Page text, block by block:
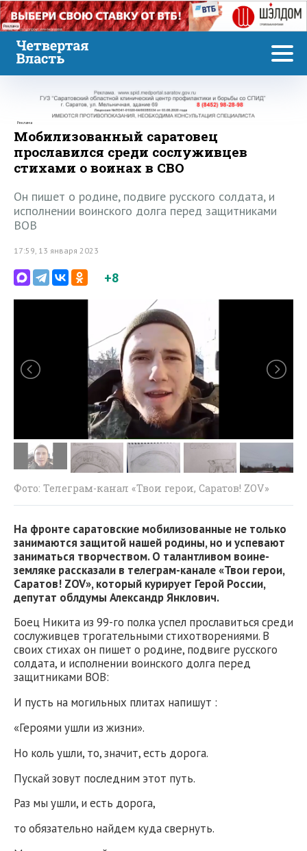
Реклама
Реклама
Мобилизованный саратовец
прославился среди сослуживцев
стихами о воинах в СВО
Он пишет о родине, подвиге русского солдата, и
исполнении воинского долга перед защитниками
ВОВ
17:59, 13 января 2023
+8
Фото: Телеграм-канал «Твои герои, Саратов! ZOV»
На фронте саратовские мобилизованные не только
занимаются защитой нашей родины, но и успевают
заниматься творчеством. О талантливом воине-
земляке рассказали в телеграм-канале «Твои герои,
Саратов! ZOV», который курирует Герой России,
депутат облдумы Александр Янклович.
Боец Никита из 99-го полка успел прославиться среди
сослуживцев трогательными стихотворениями. В
своих стихах он пишет о родине, подвиге русского
солдата, и исполнении воинского долга перед
защитниками ВОВ:
И пусть на могильных плитах напишут :
«Героями ушли из жизни».
Но коль ушли, то, значит, есть дорога.
Пускай зовут последним этот путь.
Раз мы ушли, и есть дорога,
то обязательно найдем куда свернуть.